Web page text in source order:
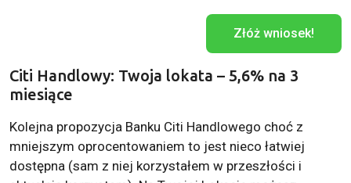
Złóż wniosek!
Citi Handlowy: Twoja lokata – 5,6% na 3
miesiące
Kolejna propozycja Banku Citi Handlowego choć z
mniejszym oprocentowaniem to jest nieco łatwiej
dostępna (sam z niej korzystałem w przeszłości i